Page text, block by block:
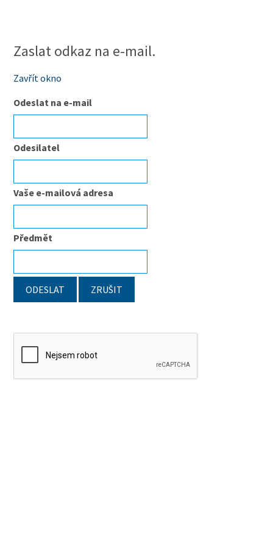
Zaslat odkaz na e-mail.
Zavřít okno
Odeslat na e-mail
Odesilatel
Vaše e-mailová adresa
Předmět
ODESLAT ZRUŠIT